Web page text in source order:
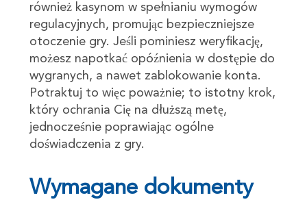
również kasynom w spełnianiu wymogów
regulacyjnych, promując bezpieczniejsze
otoczenie gry. Jeśli pominiesz weryfikację,
możesz napotkać opóźnienia w dostępie do
wygranych, a nawet zablokowanie konta.
Potraktuj to więc poważnie; to istotny krok,
który ochrania Cię na dłuższą metę,
jednocześnie poprawiając ogólne
doświadczenia z gry.
Wymagane dokumenty